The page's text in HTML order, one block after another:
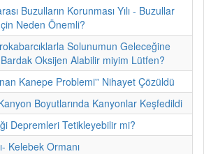
Buzulların Korunması Yılı - Buzullar
Neden Önemli?
Solunumun Geleceğine
Oksijen Alabilir miyim Lütfen?
Kanepe Problemi'' Nihayet Çözüldü
Boyutlarında Kanyonlar Keşfedildi
Depremleri Tetikleyebilir mi?
Kelebek Ormanı